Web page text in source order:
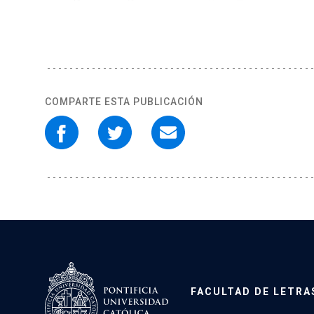
COMPARTE ESTA PUBLICACIÓN
FACULTAD DE